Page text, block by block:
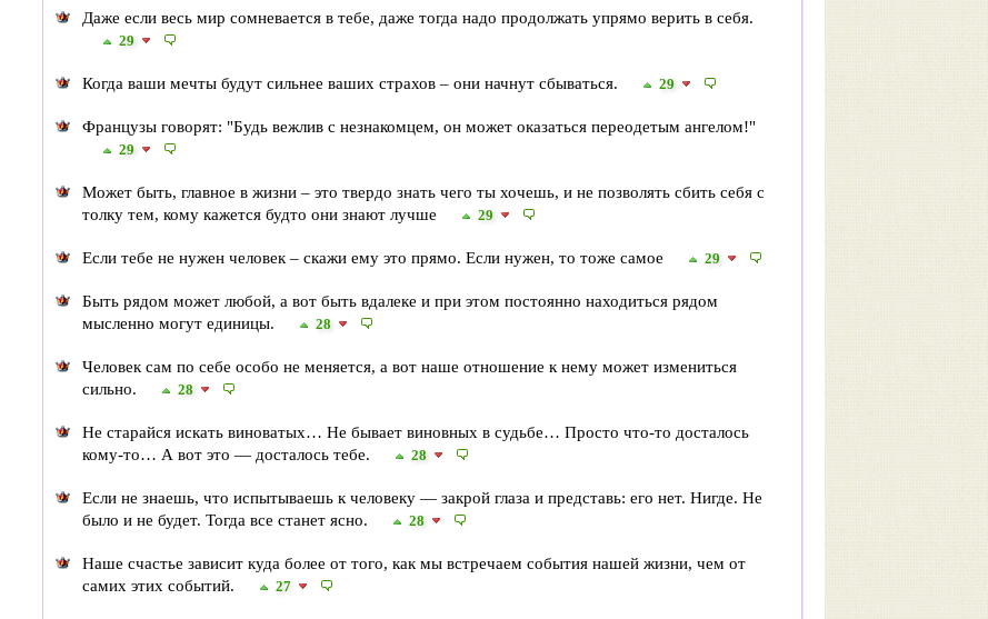
Даже если весь мир сомневается в тебе, даже тогда надо продолжать упрямо верить в себя.
29
Когда ваши мечты будут сильнее ваших страхов – они начнут сбываться. 29
Французы говорят: "Будь вежлив с незнакомцем, он может оказаться переодетым ангелом!"
29
Может быть, главное в жизни – это твердо знать чего ты хочешь, и не позволять сбить себя с
толку тем, кому кажется будто они знают лучше
29
Если тебе не нужен человек – скажи ему это прямо. Если нужен, то тоже самое 29
Быть рядом может любой, а вот быть вдалеке и при этом постоянно находиться рядом
мысленно могут единицы.
28
Человек сам по себе особо не меняется, а вот наше отношение к нему может измениться
сильно.
28
Не старайся искать виноватых… Не бывает виновных в судьбе… Просто что-то досталось
кому-то… А вот это — досталось тебе.
28
Если не знаешь, что испытываешь к человеку — закрой глаза и представь: его нет. Нигде. Не
было и не будет. Тогда все станет ясно.
28
Наше счастье зависит куда более от того, как мы встречаем события нашей жизни, чем от
самих этих событий.
27